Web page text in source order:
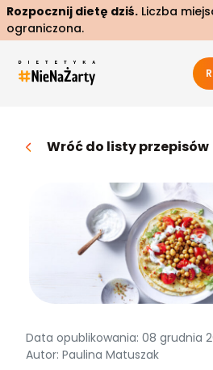
Rozpocznij dietę dziś. Liczba
ograniczona.
Wróć do listy przepisów
Data opublikowania: 08 grudnia
Autor: Paulina Matuszak